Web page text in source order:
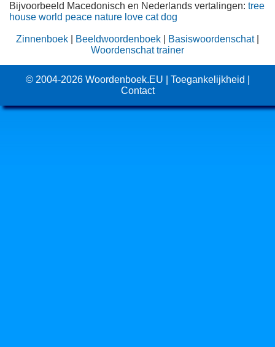
Bijvoorbeeld Macedonisch en Nederlands vertalingen: tree
house world peace nature love cat dog
Zinnenboek Beeldwoordenboek Basiswoordenschat|
Woordenschat trainer
© 2004-2026 Woordenboek.EU Toegankelijkheid
Contact